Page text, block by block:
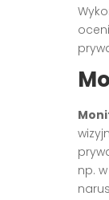
np.